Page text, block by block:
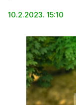
10.2.2023. 15:10